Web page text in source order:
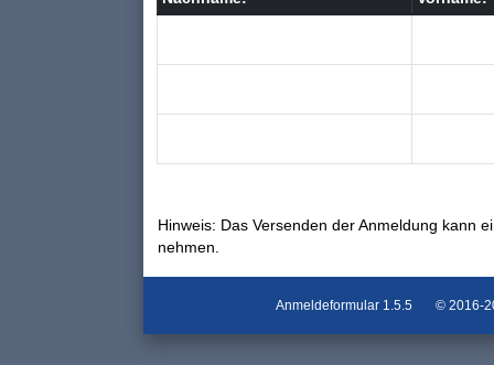
Hinweis: Das Versenden der Anmeldung kann
nehmen.
Anmeldeformular 1.5.5 © 2016-